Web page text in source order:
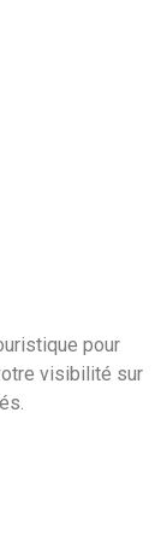
pour
visibilité sur